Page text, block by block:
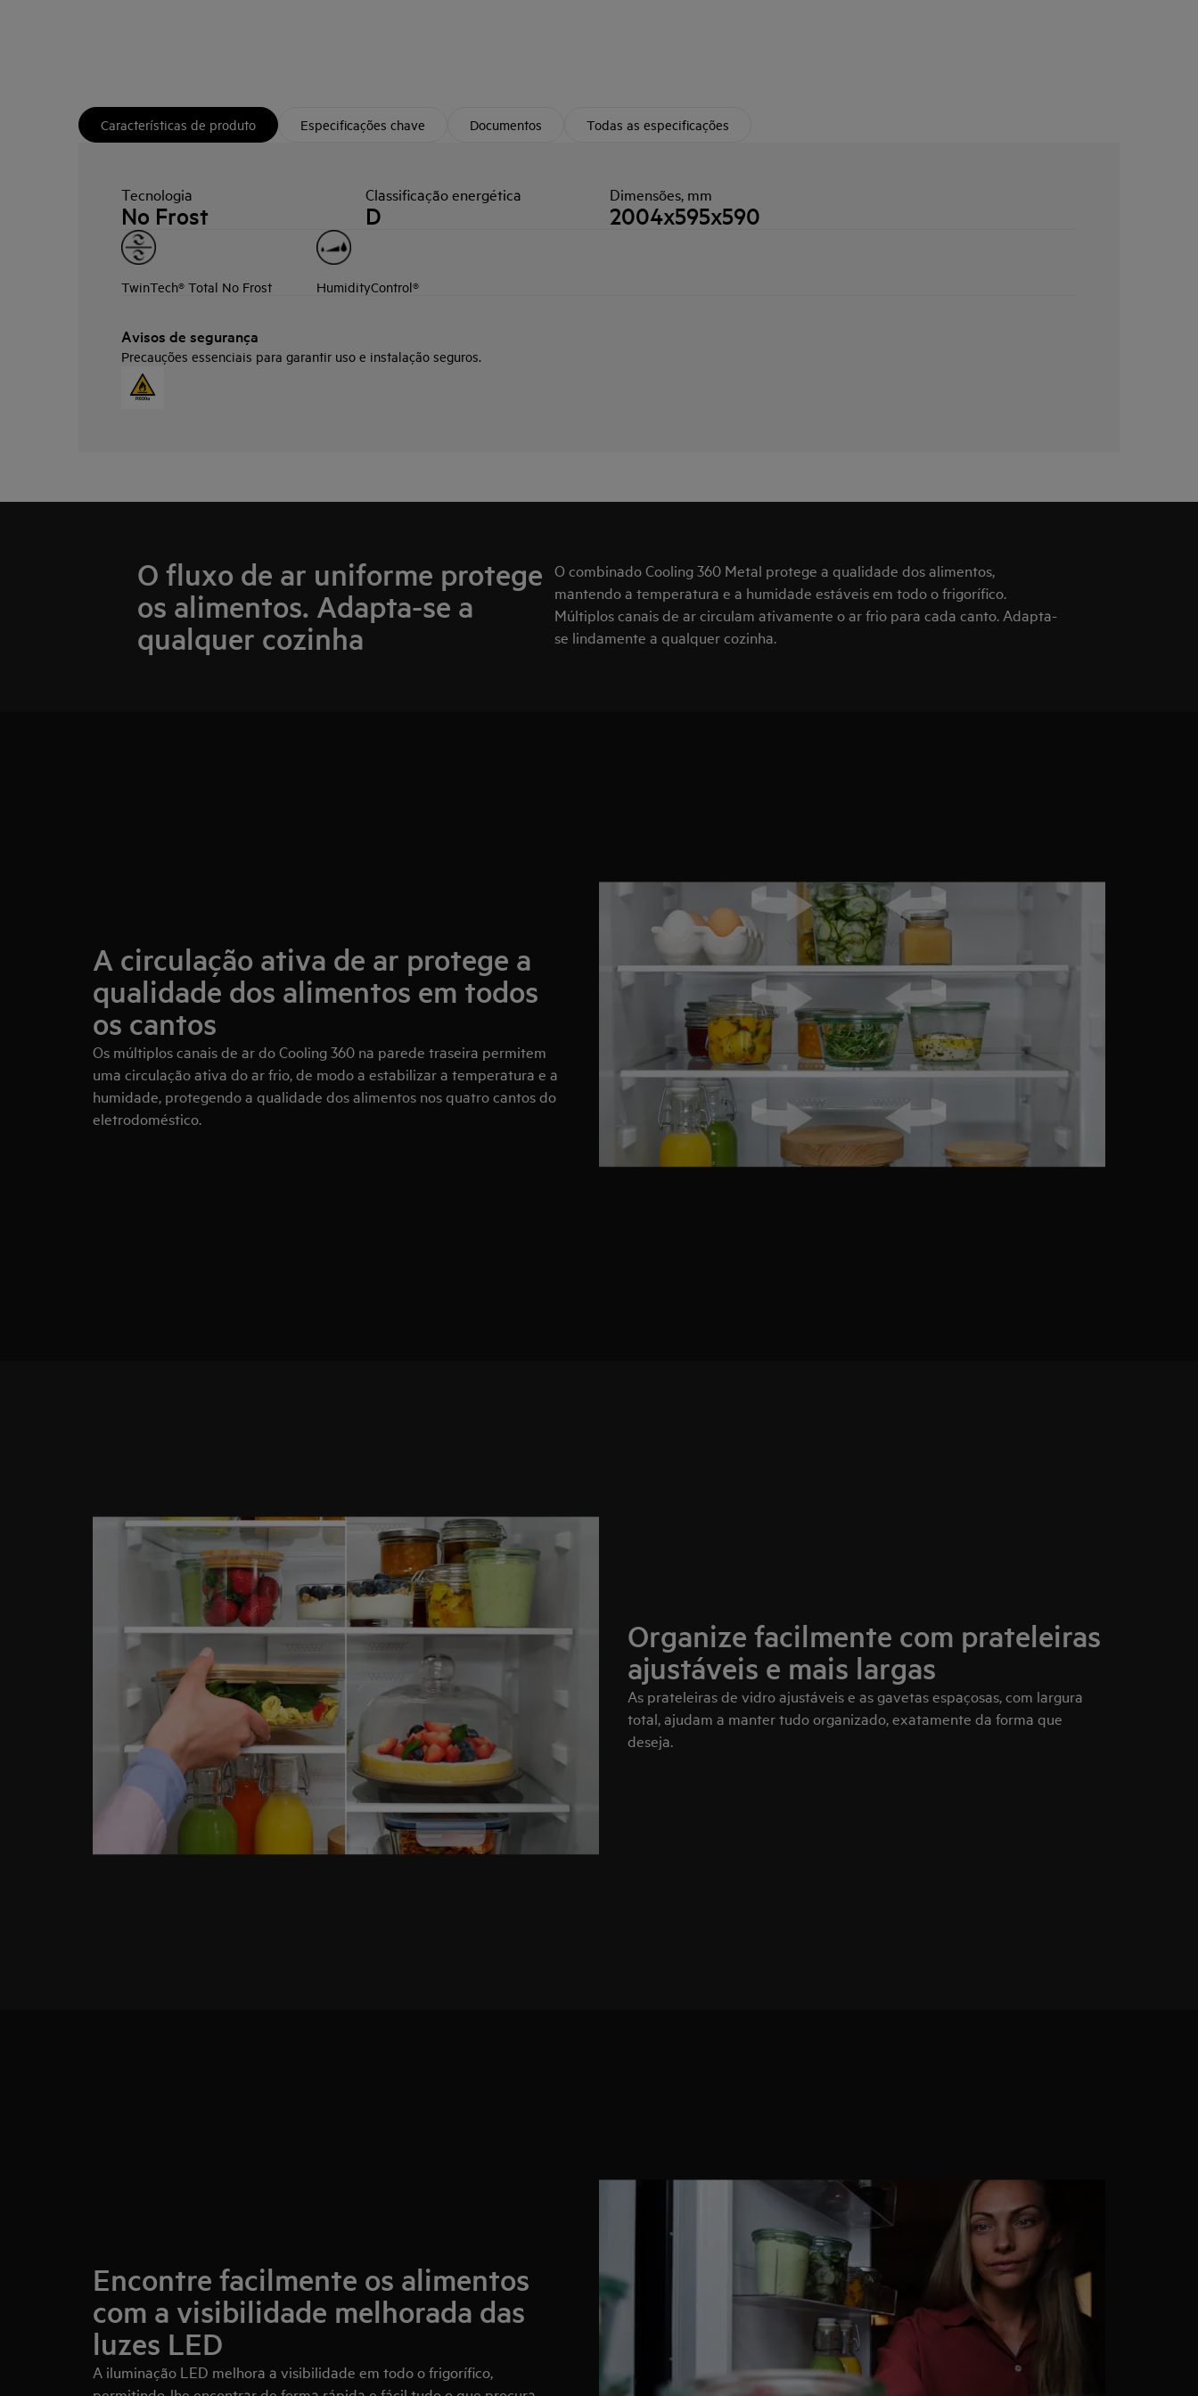
Características de produto Especificações chave Documentos Todas as especificações
Tecnologia
No Frost
Classificação energética
D
Dimensões, mm
2004x595x590
TwinTech® Total No Frost HumidityControl®
Avisos de segurança
Precauções essenciais para garantir uso e instalação seguros.
O fluxo de ar uniforme protege
os alimentos. Adapta-se a
qualquer cozinha
O combinado Cooling 360 Metal protege a qualidade dos alimentos,
mantendo a temperatura e a humidade estáveis em todo o frigorífico.
Múltiplos canais de ar circulam ativamente o ar frio para cada canto. Adapta-
se lindamente a qualquer cozinha.
A circulação ativa de ar protege a
qualidade dos alimentos em todos
os cantos
Os múltiplos canais de ar do Cooling 360 na parede traseira permitem
uma circulação ativa do ar frio, de modo a estabilizar a temperatura e a
humidade, protegendo a qualidade dos alimentos nos quatro cantos do
eletrodoméstico.
Organize facilmente com prateleiras
ajustáveis e mais largas
As prateleiras de vidro ajustáveis e as gavetas espaçosas, com largura
total, ajudam a manter tudo organizado, exatamente da forma que
deseja.
Encontre facilmente os alimentos
com a visibilidade melhorada das
luzes LED
A iluminação LED melhora a visibilidade em todo o frigorífico,